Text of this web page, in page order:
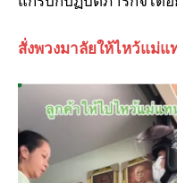
สั่งพวงมาลัยให้ไหว้แม่